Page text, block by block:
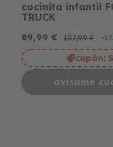
cocinita infantil
TRUCK
89,99 € 107,99 € -
cupón:
avisame